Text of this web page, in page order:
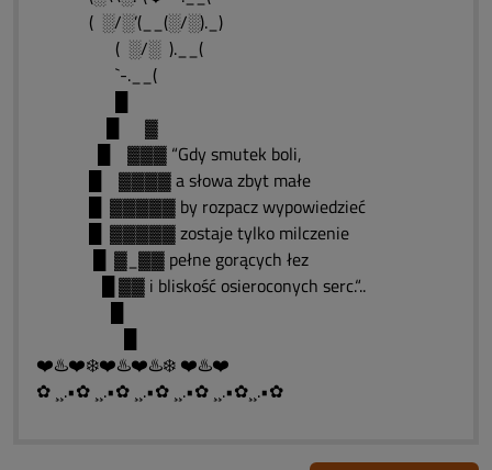
( ░/░’(__(░/░)._)
( ░/░ ).__(
`-.__(
█ ▓
█ ▓▓▓ “Gdy smutek boli,
█ ▓▓▓▓ a słowa zbyt małe
█ ▓▓▓▓▓ by rozpacz wypowiedzieć
█ ▓▓▓▓▓ zostaje tylko milczenie
█ ▓_▓▓ pełne gorących łez
█ ▓▓ i bliskość osieroconych serc.“..
❤️♨️❤️❄️❤️♨️❤️♨️❄️ ❤️♨️❤️
✿ ¸¸.•✿ ¸¸.•✿ ¸¸.•✿ ¸¸.•✿ ¸¸.•✿¸¸.•✿